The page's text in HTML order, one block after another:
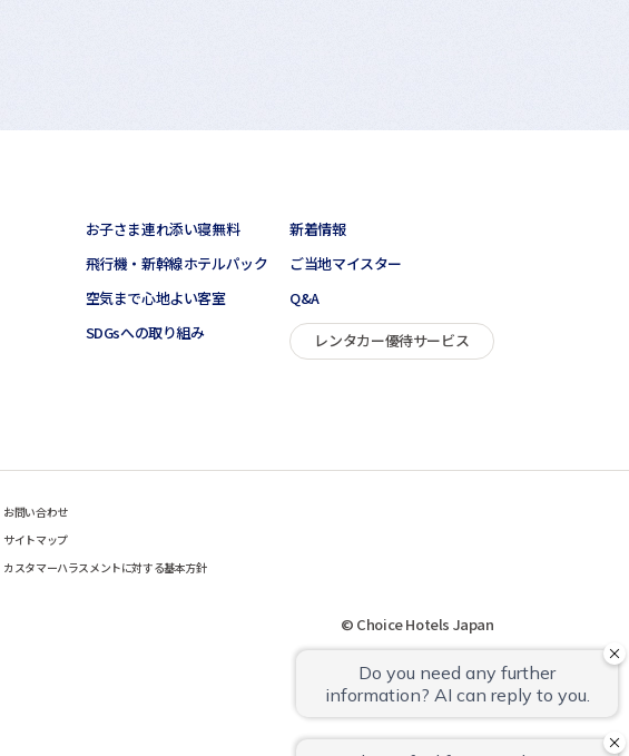
お子さま連れ添い寝無料
飛行機・新幹線ホテルパック
空気まで心地よい客室
SDGsへの取り組み
新着情報
ご当地マイスター
Q&A
レンタカー優待サービス
お問い合わせ
サイトマップ
カスタマーハラスメントに対する基本方針
© Choice Hotels Japan